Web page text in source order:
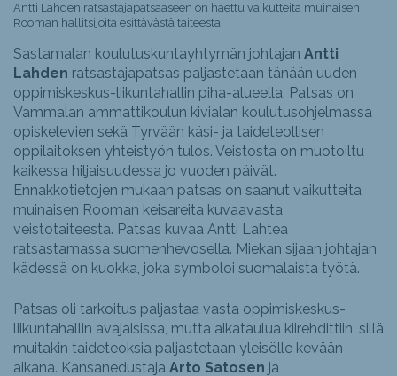
Antti Lahden ratsastajapatsaaseen on haettu vaikutteita muinaisen
Rooman hallitsijoita esittävästä taiteesta.
Sastamalan koulutuskuntayhtymän johtajan Antti
Lahden ratsastajapatsas paljastetaan tänään uuden
oppimiskeskus-liikuntahallin piha-alueella. Patsas on
Vammalan ammattikoulun kivialan koulutusohjelmassa
opiskelevien sekä Tyrvään käsi- ja taideteollisen
oppilaitoksen yhteistyön tulos. Veistosta on muotoiltu
kaikessa hiljaisuudessa jo vuoden päivät.
Ennakkotietojen mukaan patsas on saanut vaikutteita
muinaisen Rooman keisareita kuvaavasta
veistotaiteesta. Patsas kuvaa Antti Lahtea
ratsastamassa suomenhevosella. Miekan sijaan johtajan
kädessä on kuokka, joka symboloi suomalaista työtä.
Patsas oli tarkoitus paljastaa vasta oppimiskeskus-
liikuntahallin avajaisissa, mutta aikataulua kiirehdittiin, sillä
muitakin taideteoksia paljastetaan yleisölle kevään
aikana. Kansanedustaja Arto Satosen ja